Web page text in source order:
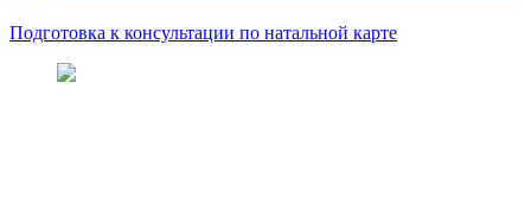
Подготовка к консультации по натальной карте